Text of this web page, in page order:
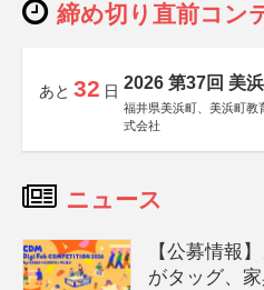
締め切り直前コン
あと 32 日 2026 第37回 美
福井県美浜町、美浜町教
式会社
ニュース
【公募情報
がタッグ、